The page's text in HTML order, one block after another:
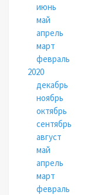
июнь
май
апрель
март
февраль
2020
декабрь
ноябрь
октябрь
сентябрь
август
май
апрель
март
февраль